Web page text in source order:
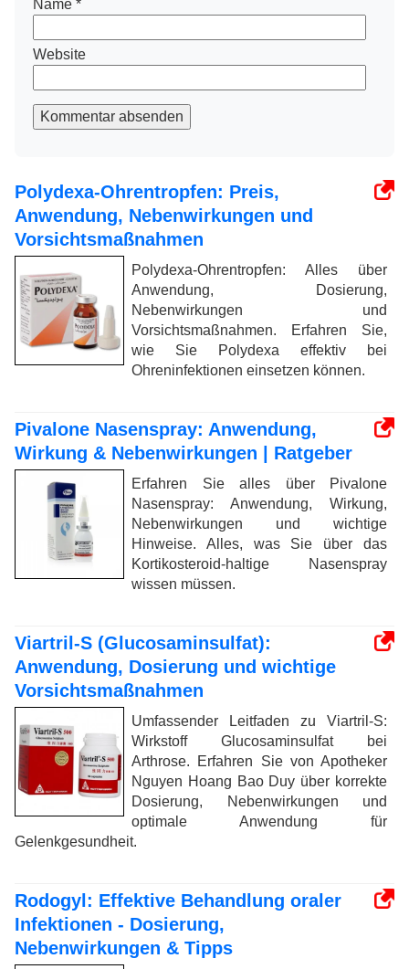
Name *
Website
Kommentar absenden
Polydexa-Ohrentropfen: Preis,
Anwendung, Nebenwirkungen und
Vorsichtsmaßnahmen
Polydexa-Ohrentropfen: Alles über
Anwendung, Dosierung,
Nebenwirkungen und
Vorsichtsmaßnahmen. Erfahren Sie,
wie Sie Polydexa effektiv bei
Ohreninfektionen einsetzen können.
Pivalone Nasenspray: Anwendung,
Wirkung & Nebenwirkungen | Ratgeber
Erfahren Sie alles über Pivalone
Nasenspray: Anwendung, Wirkung,
Nebenwirkungen und wichtige
Hinweise. Alles, was Sie über das
Kortikosteroid-haltige Nasenspray
wissen müssen.
Viartril-S (Glucosaminsulfat):
Anwendung, Dosierung und wichtige
Vorsichtsmaßnahmen
Umfassender Leitfaden zu Viartril-S:
Wirkstoff Glucosaminsulfat bei
Arthrose. Erfahren Sie von Apotheker
Nguyen Hoang Bao Duy über korrekte
Dosierung, Nebenwirkungen und
optimale Anwendung für
Gelenkgesundheit.
Rodogyl: Effektive Behandlung oraler
Infektionen - Dosierung,
Nebenwirkungen & Tipps